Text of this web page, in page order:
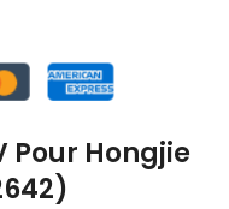
Pour Hongjie